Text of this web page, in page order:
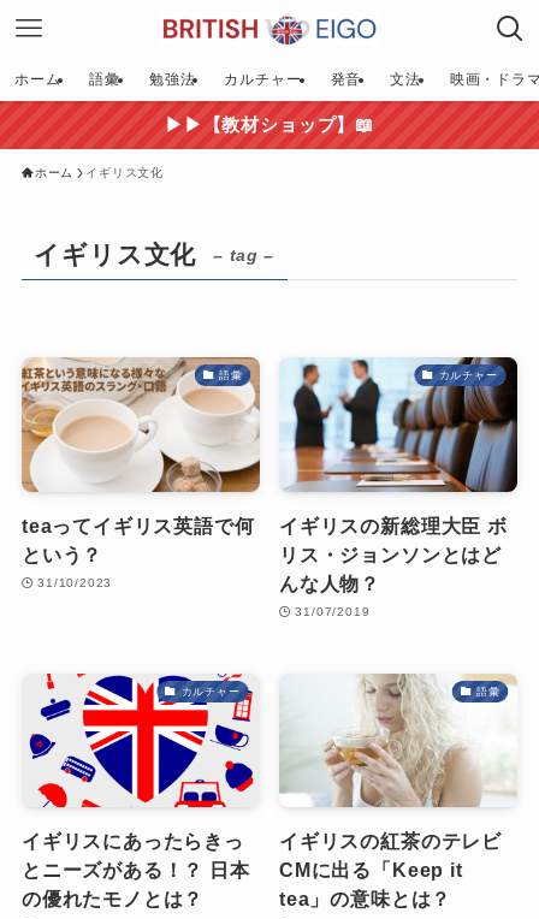
ホーム 語彙 勉強法 カルチャー 発音 文法 映画・ドラ
▶▶【教材ショップ】📖
ホーム イギリス文化
イギリス文化 – tag –
語彙
teaってイギリス英語で何
という？
31/10/2023
カルチャー
イギリスの新総理大臣 ボ
リス・ジョンソンとはど
んな人物？
31/07/2019
カルチャー
イギリスにあったらきっ
とニーズがある！？ 日本
の優れたモノとは？
語彙
イギリスの紅茶のテレビ
CMに出る「Keep it
tea」の意味とは？